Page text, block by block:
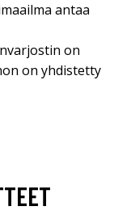
antaa
on
on yhdistetty